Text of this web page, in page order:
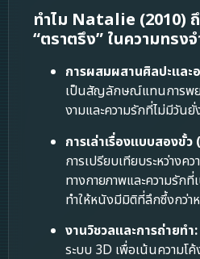
ทำไม Natalie (2010)
“ตราตรึง” ในความทรงจ
การผสมผสานศิลปะและ
เป็นสัญลักษณ์แทนการพย
งามและความรักที่ไม่มีวัน
การเล่าเรื่องแบบสองขั้
การเปรียบเทียบระหว่างค
ทางกายภาพและความรักที่
ทำให้หนังมีมิติที่ลึกซึ้งกว่า
งานวิชวลและการถ่ายทำ:
ระบบ 3D เพื่อเน้นความโ